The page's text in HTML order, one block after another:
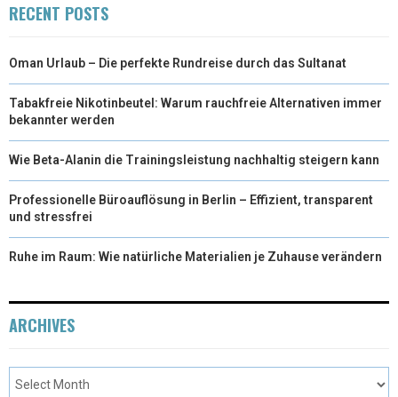
)
RECENT POSTS
Oman Urlaub – Die perfekte Rundreise durch das Sultanat
Tabakfreie Nikotinbeutel: Warum rauchfreie Alternativen immer
bekannter werden
Wie Beta-Alanin die Trainingsleistung nachhaltig steigern kann
Professionelle Büroauflösung in Berlin – Effizient, transparent
und stressfrei
Ruhe im Raum: Wie natürliche Materialien je Zuhause verändern
ARCHIVES